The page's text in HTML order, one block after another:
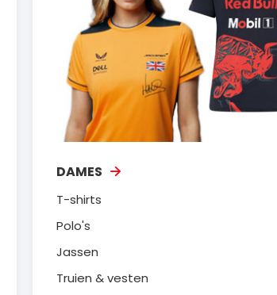
DAMES
T-shirts
Polo's
Jassen
Truien & vesten